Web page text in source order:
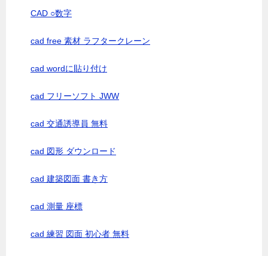
CAD ○数字
cad free 素材 ラフタークレーン
cad wordに貼り付け
cad フリーソフト JWW
cad 交通誘導員 無料
cad 図形 ダウンロード
cad 建築図面 書き方
cad 測量 座標
cad 練習 図面 初心者 無料